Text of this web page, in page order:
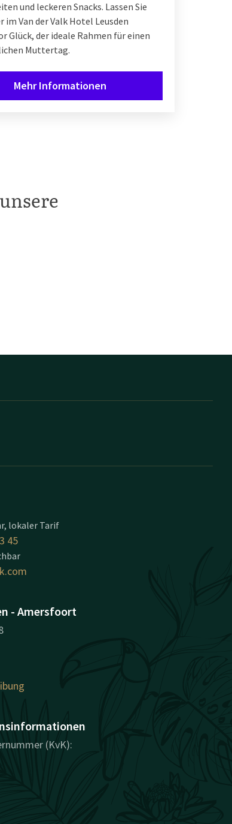
und leckeren Snacks. Lassen Sie
im Van der Valk Hotel Leusden
Glück, der ideale Rahmen für einen
Muttertag.
Mehr Informationen
lokaler Tarif
45
- Amersfoort
(KvK):